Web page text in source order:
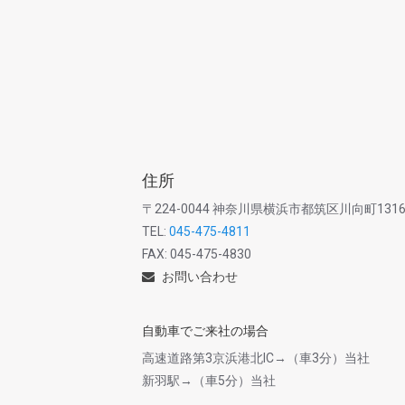
住所
〒224-0044 神奈川県横浜市都筑区川向町
TEL: 045-475-4811
FAX: 045-475-4830
お問い合わせ
自動車でご来社の場合
高速道路第3京浜港北IC→（車3分）当社
新羽駅→（車5分）当社